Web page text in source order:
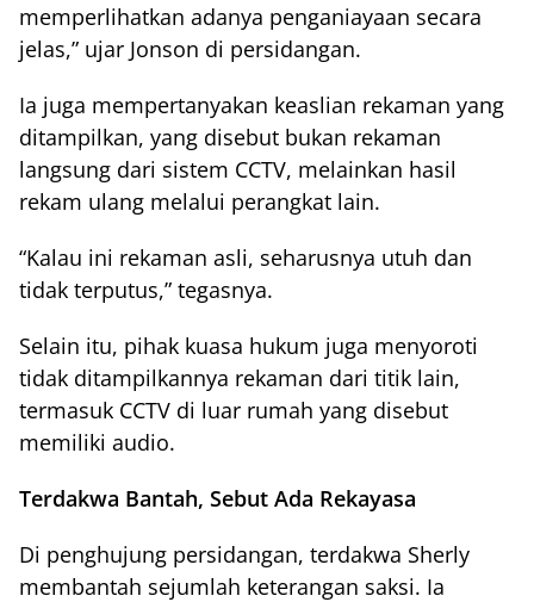
memperlihatkan adanya penganiayaan secara
jelas,” ujar Jonson di persidangan.
Ia juga mempertanyakan keaslian rekaman yang
ditampilkan, yang disebut bukan rekaman
langsung dari sistem CCTV, melainkan hasil
rekam ulang melalui perangkat lain.
“Kalau ini rekaman asli, seharusnya utuh dan
tidak terputus,” tegasnya.
Selain itu, pihak kuasa hukum juga menyoroti
tidak ditampilkannya rekaman dari titik lain,
termasuk CCTV di luar rumah yang disebut
memiliki audio.
Terdakwa Bantah, Sebut Ada Rekayasa
Di penghujung persidangan, terdakwa Sherly
membantah sejumlah keterangan saksi. Ia